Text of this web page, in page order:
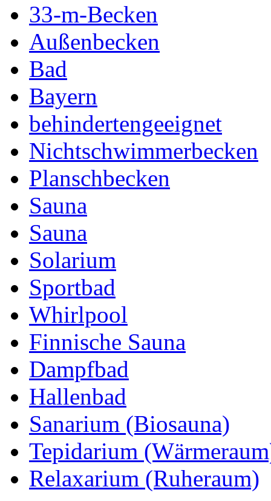
33-m-Becken
Außenbecken
Bad
Bayern
behindertengeeignet
Nichtschwimmerbecken
Planschbecken
Sauna
Sauna
Solarium
Sportbad
Whirlpool
Finnische Sauna
Dampfbad
Hallenbad
Sanarium (Biosauna)
Tepidarium
Relaxarium (Ruheraum)